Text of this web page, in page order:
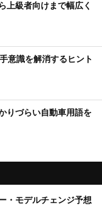
上級者向けまで幅広く
意識を解消するヒント
りづらい自動車用語を
・モデルチェンジ予想